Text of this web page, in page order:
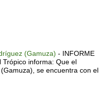
(Gamuza) - INFORME
Trópico informa: Que el
se encuentra con el